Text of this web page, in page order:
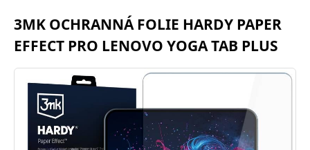
nacházíte:
3MK OCHRANNÁ FOLIE HARDY PAPER
EFFECT PRO LENOVO YOGA TAB PLUS